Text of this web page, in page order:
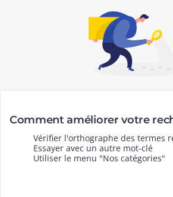
Comment améliorer votre
Vérifier l'orthographe des termes
Essayer avec un autre mot-clé
Utiliser le menu "Nos catégories"